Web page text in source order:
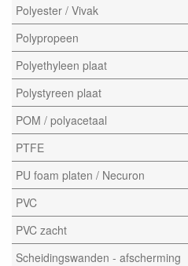
Polyester / Vivak
Polypropeen
Polyethyleen plaat
Polystyreen plaat
POM / polyacetaal
PTFE
PU foam platen / Necuron
PVC
PVC zacht
Scheidingswanden - afscherming